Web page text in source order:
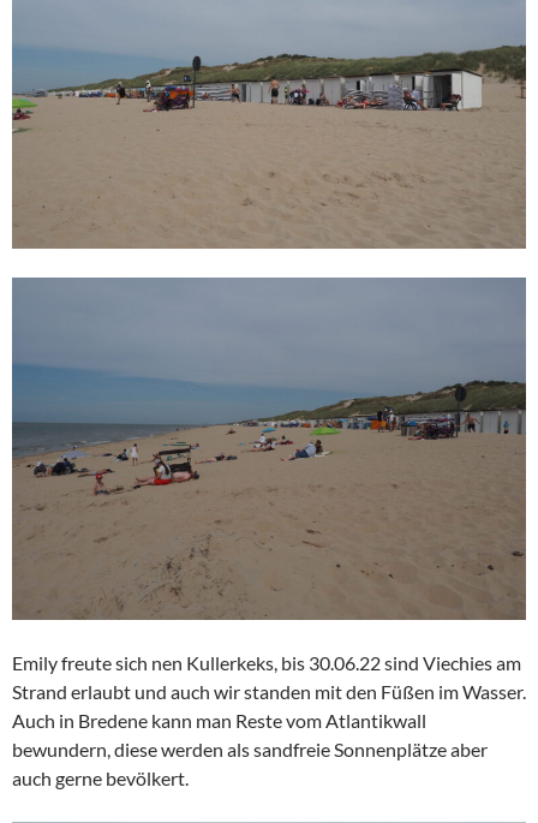
Emily freute sich nen Kullerkeks, bis 30.06.22 sind Viechies am
Strand erlaubt und auch wir standen mit den Füßen im Wasser.
Auch in Bredene kann man Reste vom Atlantikwall
bewundern, diese werden als sandfreie Sonnenplätze aber
auch gerne bevölkert.